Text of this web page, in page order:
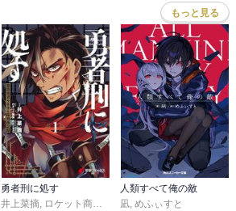
もっと見る
勇者刑に処す
井上菜摘, ロケット商会 めふぃすと
人類すべて俺の敵
凪, めふぃすと